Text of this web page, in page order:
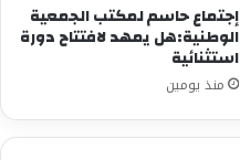
إجتماع حاسم لمكتب الجمعية
الوطنية:هل يمهد لافتتاح دورة
استثنائية
منذ يومين